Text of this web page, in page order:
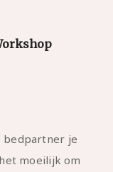
bedpartner je
moeilijk om